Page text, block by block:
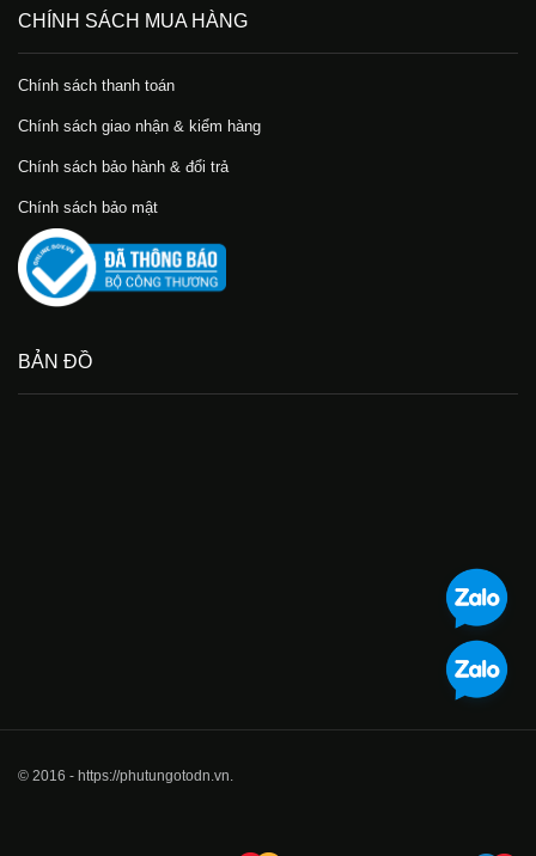
CHÍNH SÁCH MUA HÀNG
Chính sách thanh toán
Chính sách giao nhận & kiểm hàng
Chính sách bảo hành & đổi trả
Chính sách bảo mật
BẢN ĐỒ
© 2016 - https://phutungotodn.vn.